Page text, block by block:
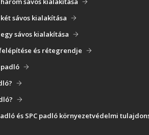
sávos kialakítása
sávos kialakítása
és rétegrendje
és SPC padló környezetvédelmi